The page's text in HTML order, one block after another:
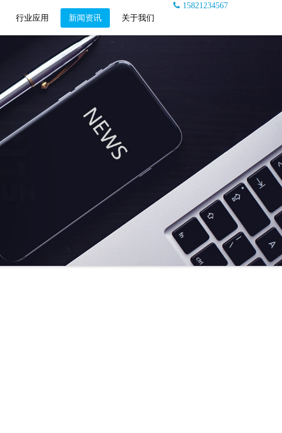
15821234567
行业应用 新闻资讯 关于我们